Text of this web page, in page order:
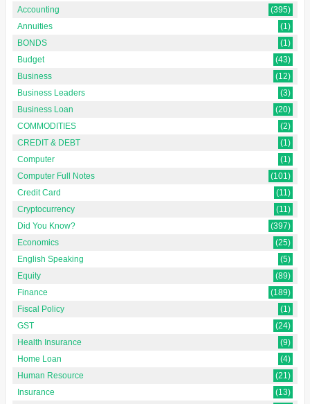
Accounting
(395)
Annuities
(1)
BONDS
(1)
Budget
(43)
Business
(12)
Business Leaders
(3)
Business Loan
(20)
COMMODITIES
(2)
CREDIT & DEBT
(1)
Computer
(1)
Computer Full Notes
(101)
Credit Card
(11)
Cryptocurrency
(11)
Did You Know?
(397)
Economics
(25)
English Speaking
(5)
Equity
(89)
Finance
(189)
Fiscal Policy
(1)
GST
(24)
Health Insurance
(9)
Home Loan
(4)
Human Resource
(21)
Insurance
(13)